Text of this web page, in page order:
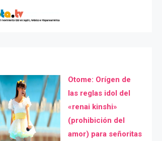
Otome: Orígen de
las reglas idol del
«renai kinshi»
(prohibición del
amor) para señoritas